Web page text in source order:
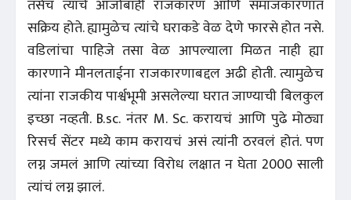
तसेच त्यांचे आजोबाही राजकारण आणि समाजकारणात
सक्रिय होते. ह्यामुळेच त्यांचे घराकडे वेळ देणे फारसे होत नसे.
वडिलांचा पाहिजे तसा वेळ आपल्याला मिळत नाही ह्या
कारणाने मीनलताईना राजकारणाबद्दल अढी होती. त्यामुळेच
त्यांना राजकीय पार्श्वभूमी असलेल्या घरात जाण्याची बिलकुल
इच्छा नव्हती. B.sc. नंतर M. Sc. करायचं आणि पुढे मोठ्या
रिसर्च सेंटर मध्ये काम करायचं असं त्यांनी ठरवलं होतं. पण
लग्न जमलं आणि त्यांच्या विरोध लक्षात न घेता 2000 साली
त्यांचं लग्न झालं.